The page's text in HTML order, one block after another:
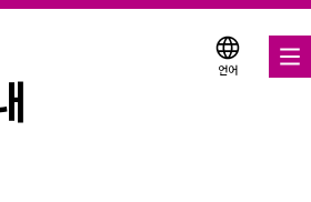
언어